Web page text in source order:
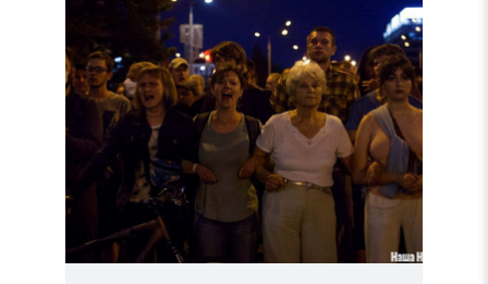
"Utviklingspolitikken
må
ta
menneskerettigheter
på
alvor"